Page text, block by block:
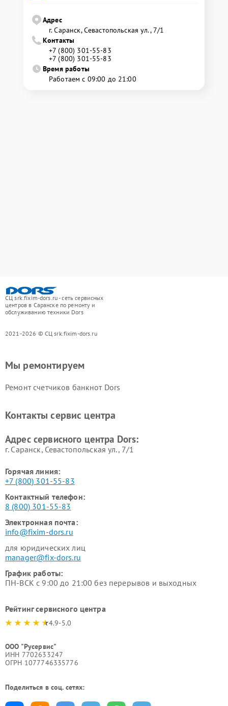
Адрес
г. Саранск, Севастопольская ул., 7/1
Контакты
+7 (800) 301-55-83
+7 (800) 301-55-83
Время работы
Работаем с 09:00 до 21:00
СЦ srk.fixim-dors.ru - сеть сервисных
центров в Саранске по ремонту и
обслуживанию техники Dors
2021-2026 © СЦ srk.fixim-dors.ru
Мы ремонтируем
Ремонт счетчиков банкнот Dors
Контакты сервис центра
Адрес сервисного центра Dors:
г. Саранск, Севастопольская ул., 7/1
Горячая линия:
+7 (800) 301-55-83
Контактный телефон:
8 (800) 301-55-83
Электронная почта:
info@fixim-dors.ru
для юридических лиц
manager@fix-dors.ru
График работы:
ПН-ВСК с 9:00 до 21:00 без перерывов и выходных
Рейтинг сервисного центра
4.9-5.0
ООО "Русервис"
ИНН 7702633247
ОГРН 1077746335776
Поделиться в соц. сетях: